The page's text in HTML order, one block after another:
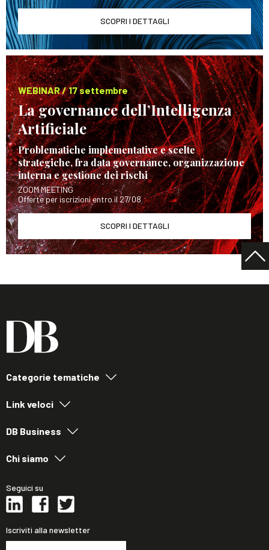
SCOPRI I DETTAGLI
WEBINAR / 17 settembre
La governance dell’Intelligenza
Artificiale
Problematiche implementative e scelte
strategiche, fra data governance, organizzazione
interna e gestione dei rischi
ZOOM MEETING
Offerte per iscrizioni entro il 27/08
SCOPRI I DETTAGLI
Categorie tematiche
Link veloci
DB Business
Chi siamo
Seguici su
Iscriviti alla newsletter